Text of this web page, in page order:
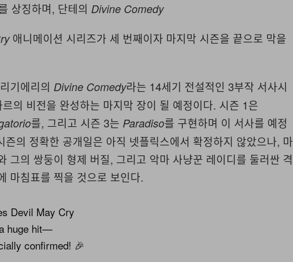
상징하며, 단테의 Divine Comedy
애니메이션 시리즈가 세 번째이자 마지막 시즌을 끝으로 막을
기에리의 Divine Comedy라는 14세기 전설적인 3부작 서사시
의 비전을 완성하는 마지막 장이 될 예정이다. 시즌 1은
를, 그리고 시즌 3는 Paradiso를 구현하며 이 서사를 예정
즌의 정확한 공개일은 아직 넷플릭스에서 확정하지 않았으나, 마
그의 쌍둥이 형제 버질, 그리고 악마 사냥꾼 레이디를 둘러싼 격
마침표를 찍을 것으로 보인다.
Devil May Cry
huge hit—
confirmed! 🎉